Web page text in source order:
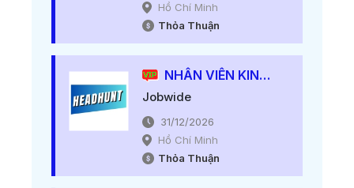
Hồ Chí Minh
Thỏa Thuận
NHÂN VIÊN KINH DOANH ĐIỆN TỬ
Jobwide
31/12/2026
Hồ Chí Minh
Thỏa Thuận